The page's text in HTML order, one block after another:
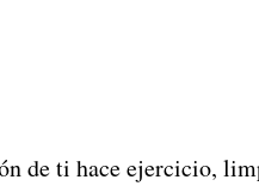
de ti hace ejercicio,